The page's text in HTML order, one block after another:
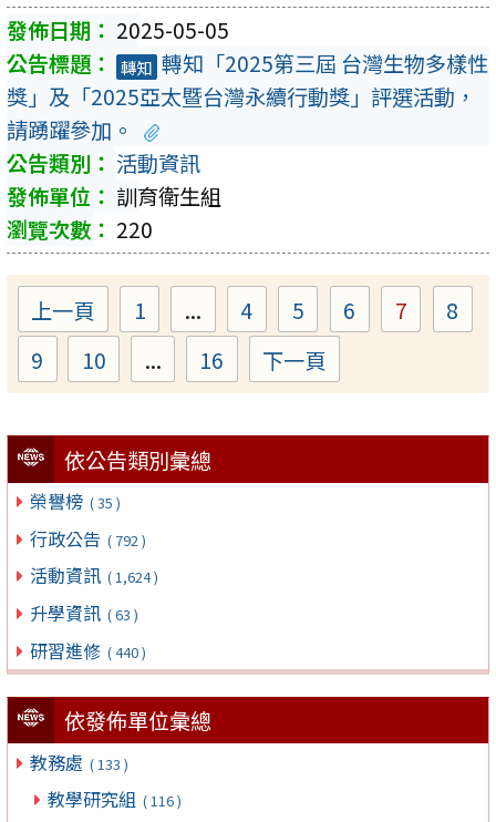
依公告類別彙總
榮譽榜 ( 35 )
行政公告 ( 792 )
活動資訊 ( 1,624 )
升學資訊 ( 63 )
研習進修 ( 440 )
依發佈單位彙總
教務處 ( 133 )
教學研究組 ( 116 )
2025-05-05
轉知 轉知「2025第三屆 台灣生物多樣性
獎」及「2025亞太暨台灣永續行動獎」評選活動，
請踴躍參加。
活動資訊
訓育衛生組
220
上一頁 Page
1 ... Page
4 Page
5 Page
6 Page
7
8
Page
9 Page
10 ... Page
16 下一頁